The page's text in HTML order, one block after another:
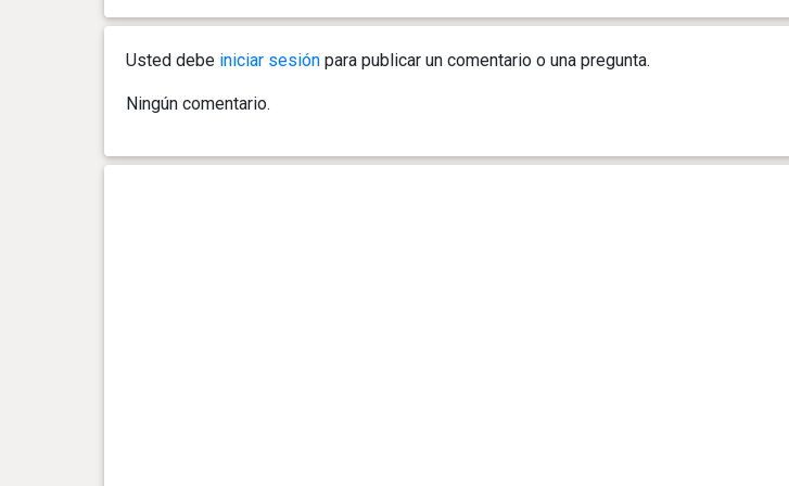
Usted debe iniciar sesiónpara publicar un comentario o una pregunta.
Ningún comentario.